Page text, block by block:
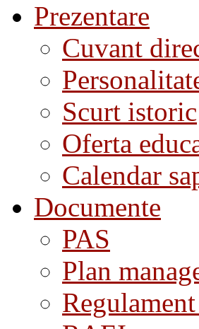
Prezentare
Cuvant
Scurt istoric
Oferta
Calendar
Documente
PAS
Plan